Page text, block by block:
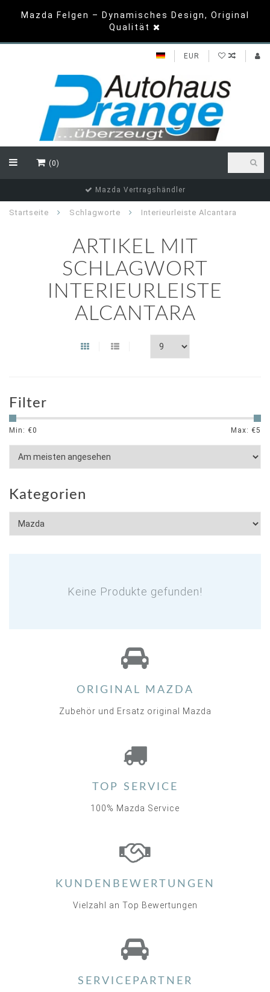
Mazda Felgen – Dynamisches Design, Original
Qualität
EUR
(0)
Mazda Vertragshändler
Startseite Schlagworte Interieurleiste Alcantara
ARTIKEL MIT
SCHLAGWORT
INTERIEURLEISTE
ALCANTARA
Filter
Min: €0 Max: €5
Kategorien
Keine Produkte gefunden!
ORIGINAL MAZDA
Zubehör und Ersatz original Mazda
TOP SERVICE
100% Mazda Service
KUNDENBEWERTUNGEN
Vielzahl an Top Bewertungen
SERVICEPARTNER